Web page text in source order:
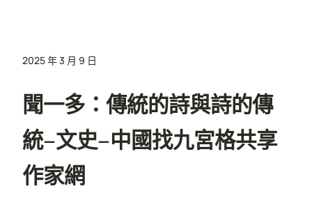
2025 年 3 月 9 日
聞一多：傳統的詩與詩的傳
統–文史–中國找九宮格共享
作家網